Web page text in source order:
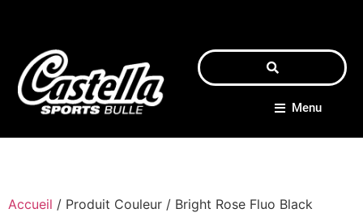
Menu
Accueil / Produit Couleur / Bright Rose Fluo Black